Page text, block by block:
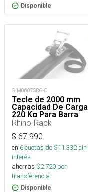
Disponible
GIM0607SRG-C
Tecle de 2000 mm
Capacidad De Carga
220 Kg Para Barra
Vortex
Rhino-Rack
$ 67.990
en 6cuotas de $11.332sin
interés
ahorras $2.720 por
transferencia.
Disponible